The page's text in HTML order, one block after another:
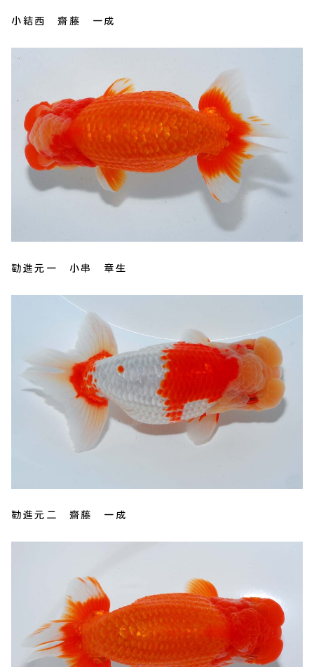
小結西 齋藤 一成
勧進元一 小串 章生
勧進元二 齋藤 一成